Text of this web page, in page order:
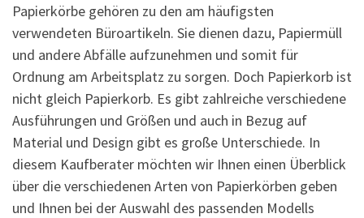
Papierkörbe gehören zu den am häufigsten
verwendeten Büroartikeln. Sie dienen dazu, Papiermüll
und andere Abfälle aufzunehmen und somit für
Ordnung am Arbeitsplatz zu sorgen. Doch Papierkorb ist
nicht gleich Papierkorb. Es gibt zahlreiche verschiedene
Ausführungen und Größen und auch in Bezug auf
Material und Design gibt es große Unterschiede. In
diesem Kaufberater möchten wir Ihnen einen Überblick
über die verschiedenen Arten von Papierkörben geben
und Ihnen bei der Auswahl des passenden Modells